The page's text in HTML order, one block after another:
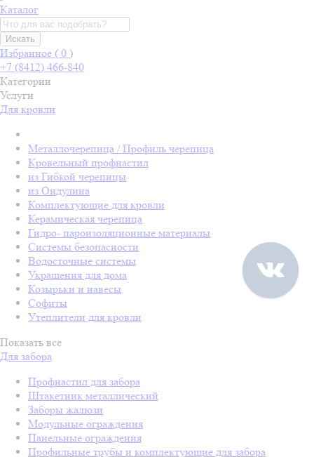
Каталог
Искать
Избранное ( 0 )
+7 (8412) 466-840
Категории
Услуги
Для кровли
Металлочерепица / Профиль черепица
Кровельный профнастил
из Гибкой черепицы
из Ондулина
Комплектующие для кровли
Керамическая черепица
Гидро- пароизоляционные материалы
Системы безопасности
Водосточные системы
Украшения для дома
Козырьки и навесы
Софиты
Утеплители для кровли
Показать все
Для забора
Профнастил для забора
Штакетник металлический
Заборы жалюзи
Модульные ограждения
Панельные ограждения
Профильные трубы и комплектующие для забора